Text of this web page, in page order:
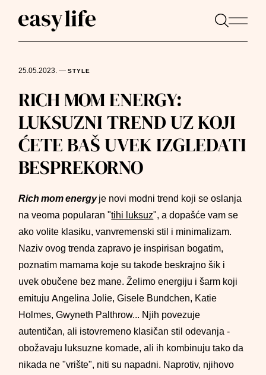
25.05.2023.—STYLE
RICH MOM ENERGY:
LUKSUZNI TREND UZ KOJI
ĆETE BAŠ UVEK IZGLEDATI
BESPREKORNO
Rich mom energyje novi modni trend koji se oslanja
na veoma popularan "tihi luksuz", a dopašće vam se
ako volite klasiku, vanvremenski stil i minimalizam.
Naziv ovog trenda zapravo je inspirisan bogatim,
poznatim mamama koje su takođe beskrajno šik i
uvek obučene bez mane. Želimo energiju i šarm koji
emituju Angelina Jolie, Gisele Bundchen, Katie
Holmes, Gwyneth Palthrow... Njih povezuje
autentičan, ali istovremeno klasičan stil odevanja -
obožavaju luksuzne komade, ali ih kombinuju tako da
nikada ne "vrište", niti su napadni. Naprotiv, njihovo